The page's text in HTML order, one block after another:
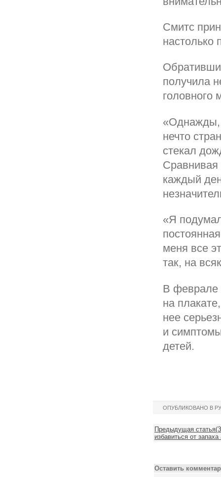
Смитс
настолько
получила
головного
«Однажды,
нечто
стекал
Сравнивая
каждый
«Я
меня все
так, на
В феврале
на
нее
и
детей.
ОПУБЛИКОВАНО В
Предыдущая
избавиться от
Оставить